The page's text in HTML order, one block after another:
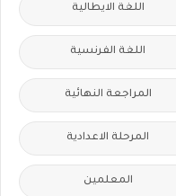
اللغة الايطالية
اللغة الفرنسية
المراجعة النهائية
المرحلة الاعدادية
المعلمين